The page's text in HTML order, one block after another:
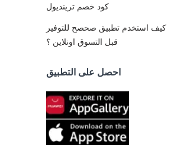
كود خصم ترينديول
كيف استخدم تطبيق صحصح للتوفير
قبل التسوق اونلاين ؟
احصل على التطبيق